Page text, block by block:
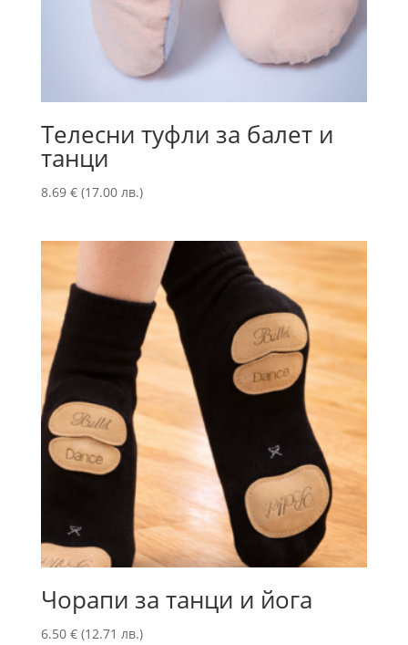
Телесни туфли за балет и
танци
8.69 € (17.00 лв.)
Чорапи за танци и йога
6.50 € (12.71 лв.)